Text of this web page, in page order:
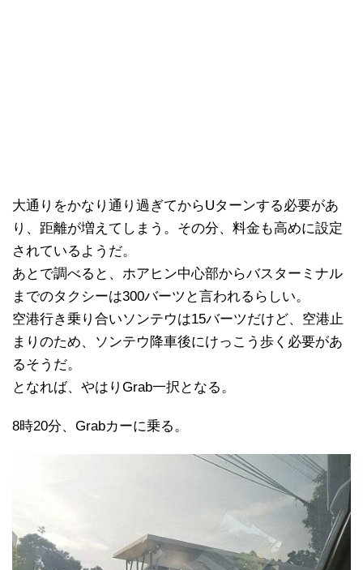
大通りをかなり通り過ぎてからUターンする必要があ
り、距離が増えてしまう。その分、料金も高めに設定
されているようだ。
あとで調べると、ホアヒン中心部からバスターミナル
までのタクシーは300バーツと言われるらしい。
空港行き乗り合いソンテウは15バーツだけど、空港止
まりのため、ソンテウ降車後にけっこう歩く必要があ
るそうだ。
となれば、やはりGrab一択となる。
8時20分、Grabカーに乗る。